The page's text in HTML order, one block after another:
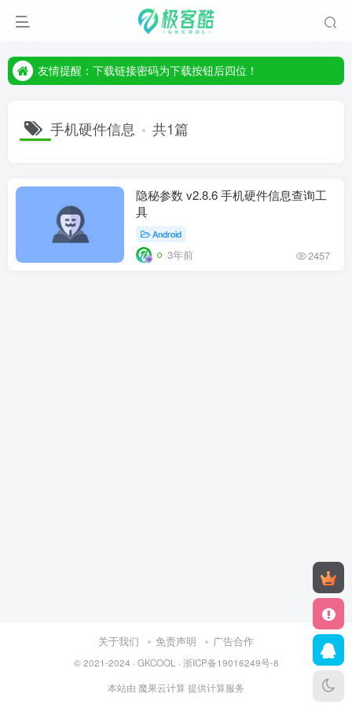
友情提醒：下载链接密码为下载按钮后四位！
友情提醒：下载链接密码为下载按钮后四位！
手机硬件信息 共1篇
隐秘参数 v2.8.6 手机硬件信息查询工
具
Android
3年前 2457
关于我们 免责声明 广告合作
© 2021-2024 · GKCOOL · 浙ICP备19016249号-8
本站由 魔果云计算 提供计算服务